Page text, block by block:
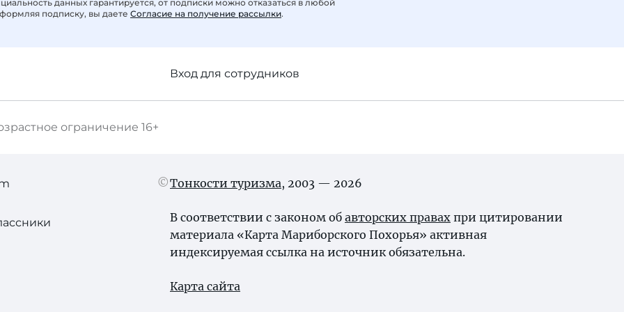
данных гарантируется, от подписки можно отказаться в любой
подписку, вы даете Согласие на получение рассылки.
Вход для сотрудников
ограничение 16+
Тонкости туризма, 2003 — 2026
В соответствии с законом об авторских правах при цитировании
материала «Карта Мариборского Похорья» активная
индексируемая ссылка на источник обязательна.
Карта сайта